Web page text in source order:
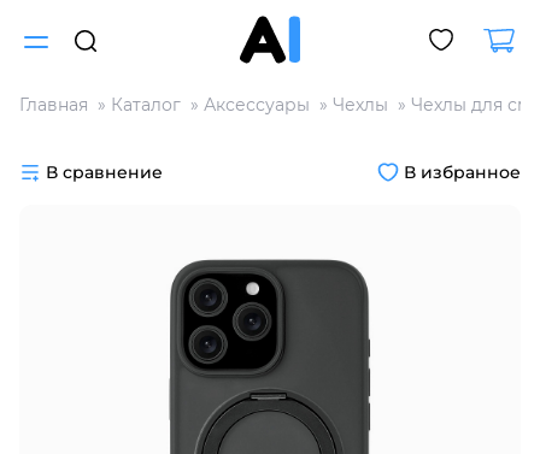
Главная Каталог Аксессуары Чехлы Чехлы для
В сравнение В избранное
Разбейте
без переплат
График платежей